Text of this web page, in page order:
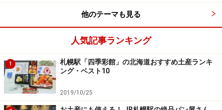
▼趣肴とやさい 千来坊
※記事内容は執筆時点のものです。最新の内容をご確認くださ
い。
他のテーマも見る
人気記事ランキング
1
札幌駅「四季彩館」の北海道おすすめ土産ランキ
ング・ベスト10
2019/10/25